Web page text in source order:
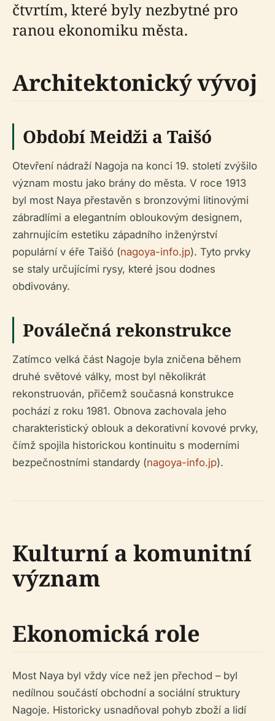
čtvrtím, které byly nezbytné pro
ranou ekonomiku města.
Architektonický vývoj
Období Meidži a Taišó
Otevření nádraží Nagoja na konci 19. století zvýšilo
význam mostu jako brány do města. V roce 1913
byl most Naya přestavěn s bronzovými litinovými
zábradlími a elegantním obloukovým designem,
zahrnujícím estetiku západního inženýrství
populární v éře Taišó (nagoya-info.jp). Tyto prvky
se staly určujícími rysy, které jsou dodnes
obdivovány.
Poválečná rekonstrukce
Zatímco velká část Nagoje byla zničena během
druhé světové války, most byl několikrát
rekonstruován, přičemž současná konstrukce
pochází z roku 1981. Obnova zachovala jeho
charakteristický oblouk a dekorativní kovové prvky,
čímž spojila historickou kontinuitu s moderními
bezpečnostními standardy (nagoya-info.jp).
Kulturní a komunitní
význam
Ekonomická role
Most Naya byl vždy více než jen přechod – byl
nedílnou součástí obchodní a sociální struktury
Nagoje. Historicky usnadňoval pohyb zboží a lidí